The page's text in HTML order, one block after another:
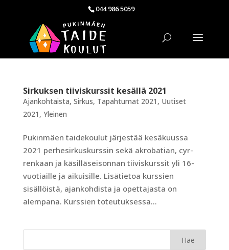
044 986 5059
Sirkuksen tiiviskurssit kesällä 2021
Ajankohtaista, Sirkus, Tapahtumat 2021 , Uutiset
2021 , Yleinen
Pukinmäen taidekoulut järjestää kesäkuussa
2021 perhesirkuskurssin sekä akrobatian, cyr-
renkaan ja käsilläseisonnan tiiviskurssit yli 16-
vuotiaille ja aikuisille. Lisätietoa kurssien
sisällöistä, ajankohdista ja opettajasta on
alempana. Kurssien toteutuksessa...